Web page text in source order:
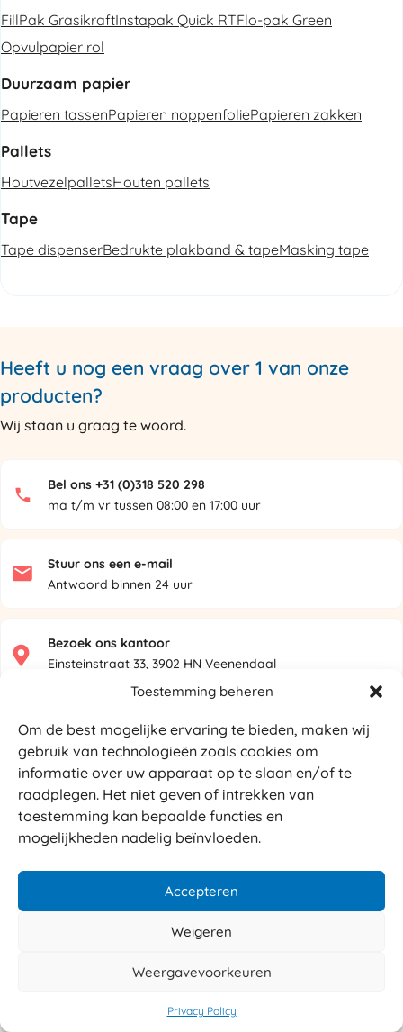
Toestemming beheren
Om de best mogelijke ervaring te bieden, maken wij
gebruik van technologieën zoals cookies om
informatie over uw apparaat op te slaan en/of te
raadplegen. Het niet geven of intrekken van
toestemming kan bepaalde functies en
mogelijkheden nadelig beïnvloeden.
Accepteren
Weigeren
Weergavevoorkeuren
Privacy Policy
FillPak GrasikraftInstapak Quick RTFlo-pak Green
Opvulpapier rol
Duurzaam papier
Papieren tassenPapieren noppenfoliePapieren zakken
Pallets
HoutvezelpalletsHouten pallets
Tape
Tape dispenserBedrukte plakband & tapeMasking tape
Heeft u nog een vraag over 1 van onze
producten?
Wij staan u graag te woord.
Bel ons +31 (0)318 520 298
ma t/m vr tussen 08:00 en 17:00 uur
Stuur ons een e-mail
Antwoord binnen 24 uur
Bezoek ons kantoor
Einsteinstraat 33, 3902 HN Veenendaal
Einsteinstraat 33, 3902 HN
Veenendaal
info@sabeverpakkingen.nl